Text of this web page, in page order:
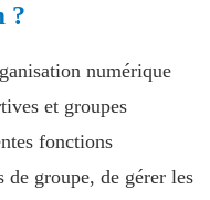
?
numérique
et groupes
fonctions
de groupe, de gérer les